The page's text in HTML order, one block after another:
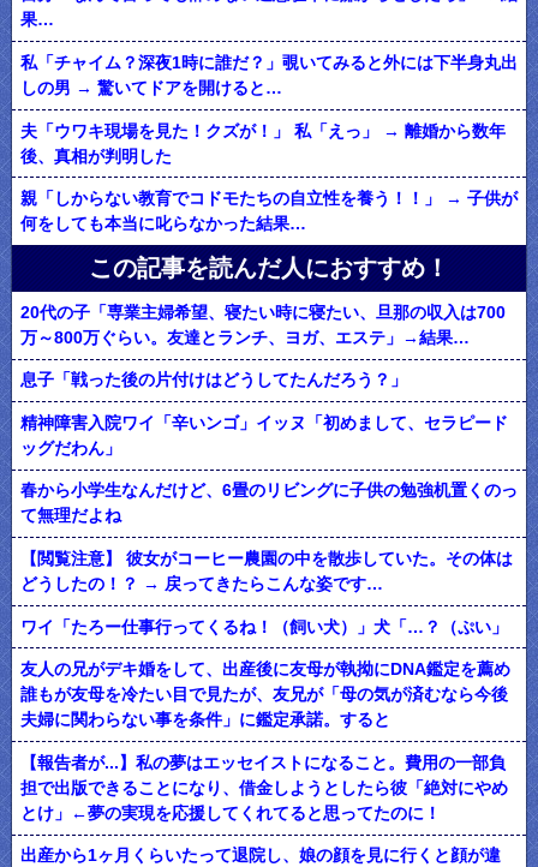
果…
私「チャイム？深夜1時に誰だ？」覗いてみると外には下半身丸出
しの男 → 驚いてドアを開けると…
夫「ウワキ現場を見た！クズが！」 私「えっ」 → 離婚から数年
後、真相が判明した
親「しからない教育でコドモたちの自立性を養う！！」 → 子供が
何をしても本当に叱らなかった結果…
この記事を読んだ人におすすめ！
20代の子「専業主婦希望、寝たい時に寝たい、旦那の収入は700
万～800万ぐらい。友達とランチ、ヨガ、エステ」→結果…
息子「戦った後の片付けはどうしてたんだろう？」
精神障害入院ワイ「辛いンゴ」イッヌ「初めまして、セラピード
ッグだわん」
春から小学生なんだけど、6畳のリビングに子供の勉強机置くのっ
て無理だよね
【閲覧注意】 彼女がコーヒー農園の中を散歩していた。その体は
どうしたの！？ → 戻ってきたらこんな姿です…
ワイ「たろー仕事行ってくるね！（飼い犬）」犬「…？（ぷい」
友人の兄がデキ婚をして、出産後に友母が執拗にDNA鑑定を薦め
誰もが友母を冷たい目で見たが、友兄が「母の気が済むなら今後
夫婦に関わらない事を条件」に鑑定承諾。すると
【報告者が...】私の夢はエッセイストになること。費用の一部負
担で出版できることになり、借金しようとしたら彼「絶対にやめ
とけ」←夢の実現を応援してくれてると思ってたのに！
出産から1ヶ月くらいたって退院し、娘の顔を見に行くと顔が違